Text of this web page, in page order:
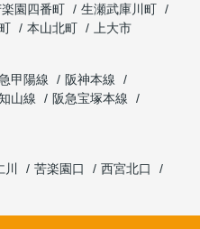
園四番町
生瀬武庫川町
本山北町
上大市
甲陽線
阪神本線
山線
阪急宝塚本線
川 苦楽園口
西宮北口